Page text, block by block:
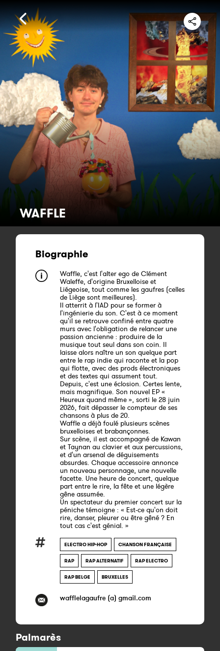
WAFFLE
Biographie
Waffle, c'est l'alter ego de Clément
Waleffe, d'origine Bruxelloise et
Liégeoise, tout comme les gaufres (celles
de Liège sont meilleures).
Il atterrit à l'IAD pour se former à
l'ingénierie du son. C'est à ce moment
qu'il se retrouve confiné entre quatre
murs avec l'obligation de relancer une
passion ancienne : produire de la
musique tout seul dans son coin. Il
laisse alors naître un son quelque part
entre le rap indie qui raconte et la pop
qui flotte, avec des prods électroniques
et des textes qui assument tout.
Depuis, c'est une éclosion. Certes lente,
mais magnifique. Son nouvel EP «
Heureux quand même », sorti le 28 juin
2026, fait dépasser le compteur de ses
chansons à plus de 20.
Waffle a déjà foulé plusieurs scènes
bruxelloises et brabançonnes.
Sur scène, il est accompagné de Kawan
et Taynan au clavier et aux percussions,
et d'un arsenal de déguisements
absurdes. Chaque accessoire annonce
un nouveau personnage, une nouvelle
facette. Une heure de concert, quelque
part entre le rire, la fête et une légère
gêne assumée.
Un spectateur du premier concert sur la
péniche témoigne : « Est-ce qu'on doit
rire, danser, pleurer ou être gêné ? En
tout cas c'est génial. »
ELECTRO HIP-HOP CHANSON FRANÇAISE
RAP RAP ALTERNATIF RAP ELECTRO
RAP BELGE BRUXELLES
wafflelagaufre (a) gmail.com
Palmarès